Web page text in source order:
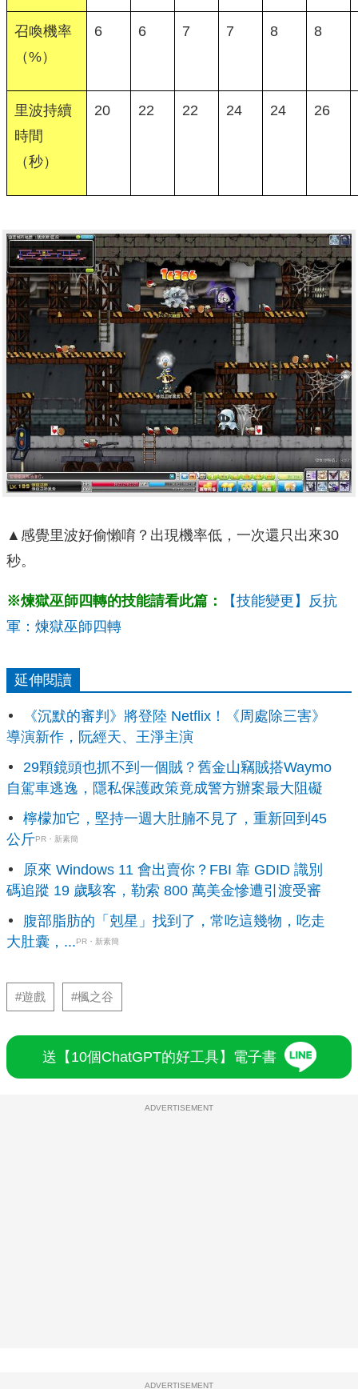
召喚機率
（%）
6 6 7 7 8 8
里波持續
時間
（秒）
20 22 22 24 24 26
▲感覺里波好偷懶唷？出現機率低，一次還只出來30
秒。
※煉獄巫師四轉的技能請看此篇：
【技能變更】反抗
軍：煉獄巫師四轉
延伸閱讀
《沉默的審判》將登陸 Netflix！《周處除三害》
導演新作，阮經天、王淨主演
29顆鏡頭也抓不到一個賊？舊金山竊賊搭Waymo
自駕車逃逸，隱私保護政策竟成警方辦案最大阻礙
檸檬加它，堅持一週大肚腩不見了，重新回到45
公斤PR・新素簡
原來 Windows 11 會出賣你？FBI 靠 GDID 識別
碼追蹤 19 歲駭客，勒索 800 萬美金慘遭引渡受審
腹部脂肪的「剋星」找到了，常吃這幾物，吃走
大肚囊，...PR・新素簡
#遊戲 #楓之谷
送【10個ChatGPT的好工具】電子書
ADVERTISEMENT
ADVERTISEMENT